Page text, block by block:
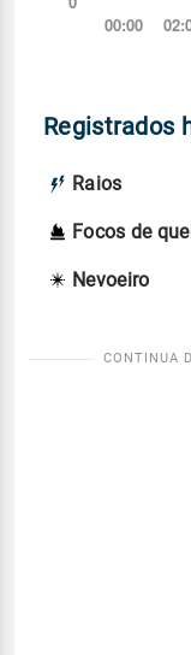
Registrados
Raios
Focos de
Nevoeiro